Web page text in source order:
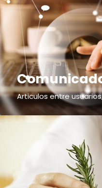
Articulos entre